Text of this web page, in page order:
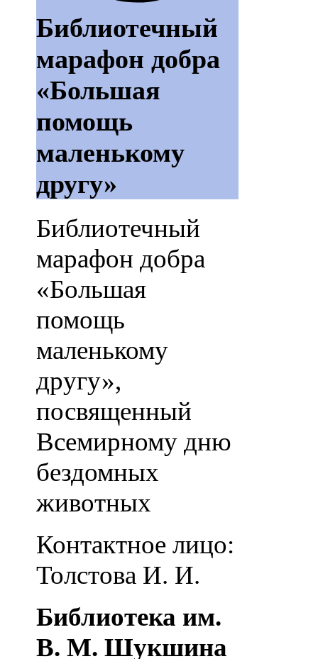
Библиотечный
марафон добра
«Большая
помощь
маленькому
другу»
Библиотечный
марафон добра
«Большая
помощь
маленькому
другу»,
посвященный
Всемирному дню
бездомных
животных
Контактное лицо:
Толстова И. И.
Библиотека им.
В. М. Шукшина